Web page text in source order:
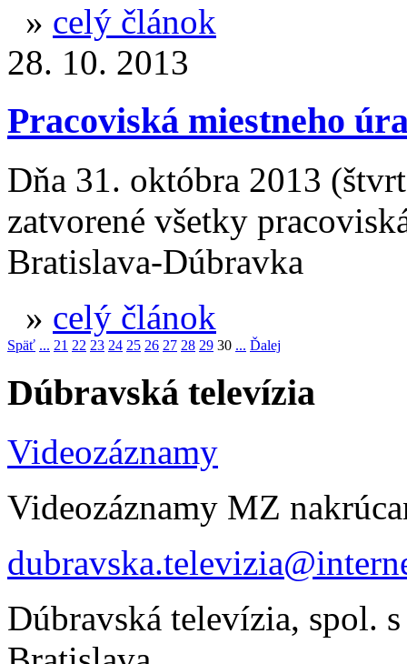
» celý článok
28. 10. 2013
Pracoviská miestneho
Dňa 31. októbra 2013
zatvorené všetky
Bratislava-Dúbravka
» celý článok
Späť ... 21 22 23 24 25 26 27 28 29 30 ... Ďalej
Dúbravská televízia
Videozáznamy
Videozáznamy MZ
Dúbravská televízia, spol.